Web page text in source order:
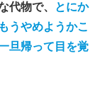
代物で、
とにか
うやめようかこ
旦帰って目を覚